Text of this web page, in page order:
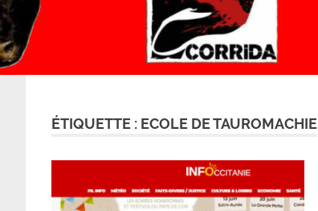
ÉTIQUETTE : ECOLE DE TAUROMACHIE